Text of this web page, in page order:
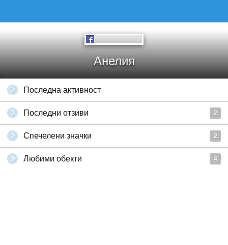
Анелия
Последна активност
Последни отзиви 2
Спечелени значки 2
Любими обекти 4